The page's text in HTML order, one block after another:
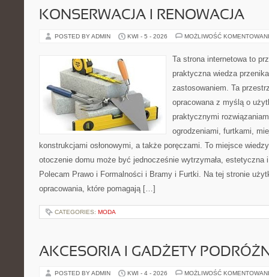
KONSERWACJA I RENOWACJA
POSTED BY ADMIN KWI - 5 - 2026 MOŻLIWOŚĆ
Ta strona internetowa to
praktyczna wiedza
zastosowaniem. Ta
opracowana z myślą o
praktycznymi
ogrodzeniami, furtkami,
konstrukcjami osłonowymi, a także poręczami. To miejsce
otoczenie domu może być jednocześnie wytrzymała, estetyczna
Polecam Prawo i Formalności i Bramy i Furtki. Na tej stronie
opracowania, które pomagają […]
CATEGORIES: MODA
AKCESORIA I GADŻETY
POSTED BY ADMIN KWI - 4 - 2026 MOŻLIWOŚĆ